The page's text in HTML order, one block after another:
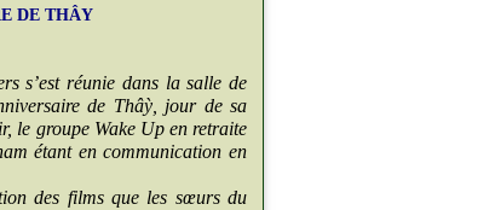
DE THÂY
s’est réunie dans la salle de
de Thâỳ, jour de sa
le groupe Wake Up en retraite
étant en communication en
des films que les sœurs du